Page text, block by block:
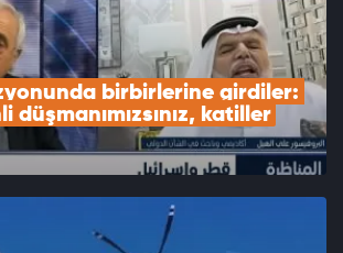
birbirlerine girdiler:
düşmanımızsınız, katiller